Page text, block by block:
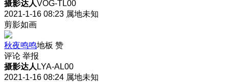
摄影达人VOG-TL00
2021-1-16 08:23 属地未知
剪影如画
秋夜鸣鸣地板 赞
评论 举报
摄影达人 LYA-AL00
2021-1-16 08:24 属地未知